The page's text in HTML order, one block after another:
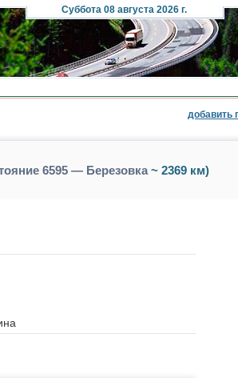
Суббота08 августа 2026 г.
добавить
6595 — Березовка~ 2369 км)